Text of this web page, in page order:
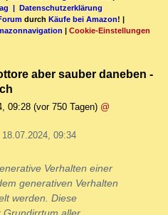
| Datenschutzerklärung
durch Käufe bei Amazon! |
| Cookie-Einstellungen
aber sauber daneben -
09:28 (vor 750 Tagen) @
09:34
Verhalten einer
generativen Verhalten
werden. Diese